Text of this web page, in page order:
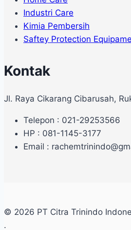
Industri Care
Kimia Pembersih
Saftey Protection
Kontak
Jl. Raya Cikarang Cibarusah,
Telepon : 021-29253566
HP : 081-1145-3177
Email :
© 2026 PT Citra Trinindo
.